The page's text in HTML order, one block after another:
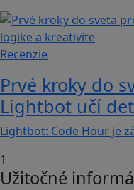
Recenzie
Prvé kroky do
Lightbot učí
Lightbot: Code Hour je
1
Užitočné